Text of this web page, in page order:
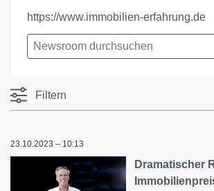
https://www.immobilien-erfahrung.de
Filtern
23.10.2023 – 10:13
Dramatischer